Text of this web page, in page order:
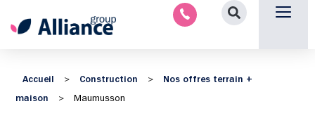
Accueil > Construction >
Nos offres terrain +
maison
> Maumusson